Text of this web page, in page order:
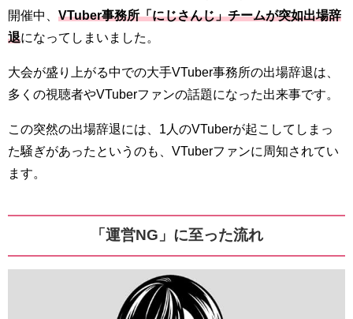
開催中、 VTuber事務所「にじさんじ」チームが突如出場辞
退になってしまいました。
大会が盛り上がる中での大手VTuber事務所の出場辞退は、
多くの視聴者やVTuberファンの話題になった出来事です。
この突然の出場辞退には、1人のVTuberが起こしてしまっ
た騒ぎがあったというのも、VTuberファンに周知されてい
ます。
「運営NG」に至った流れ